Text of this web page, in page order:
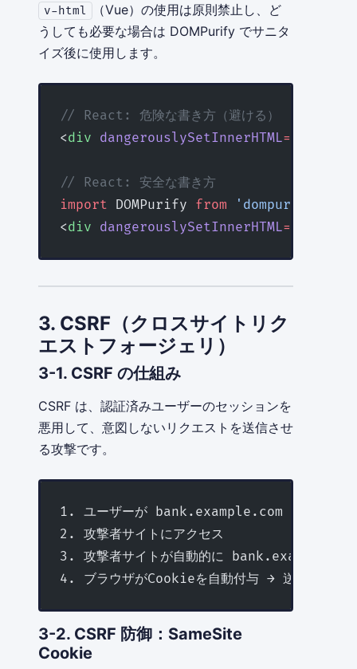
v-html
（Vue）の使用は原則禁止し、ど
うしても必要な場合は DOMPurify でサニタ
イズ後に使用します。
// React: 危険な書き方（避ける）
<div dangerouslySetInnerHTML=
// React: 安全な書き方
import DOMPurify from 'dompurify'
<div dangerouslySetInnerHTML=
3. CSRF（クロスサイトリク
エストフォージェリ）
3-1. CSRF の仕組み
CSRF は、認証済みユーザーのセッションを
悪用して、意図しないリクエストを送信させ
る攻撃です。
1. ユーザーが bank.example.com にログイン
2. 攻撃者サイトにアクセス
3. 攻撃者サイトが自動的に
4. ブラウザがCookieを自動付与 → 送金が実行
3-2. CSRF 防御：SameSite
Cookie